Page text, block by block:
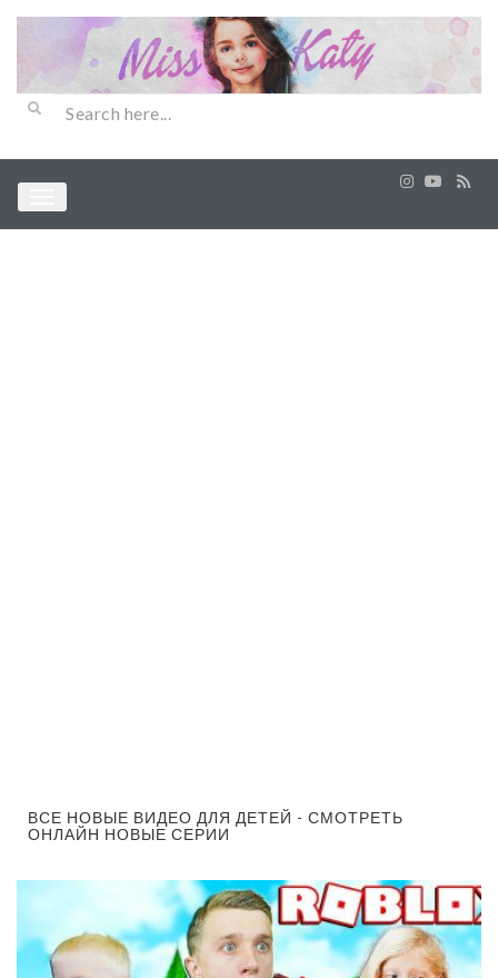
ВСЕ НОВЫЕ ВИДЕО ДЛЯ ДЕТЕЙ - СМОТРЕТЬ
ОНЛАЙН НОВЫЕ СЕРИИ